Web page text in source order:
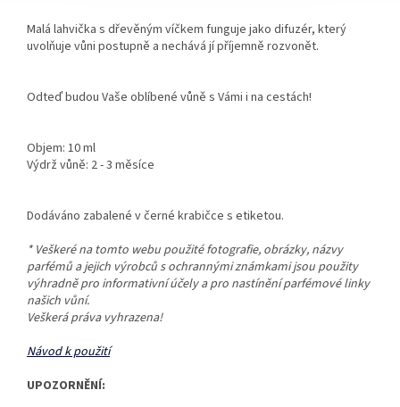
Malá lahvička s dřevěným víčkem funguje jako difuzér, který
uvolňuje vůni postupně a nechává jí příjemně rozvonět.
Odteď budou Vaše oblíbené vůně s Vámi i na cestách!
Objem: 10 ml
Výdrž vůně: 2 - 3 měsíce
Dodáváno zabalené v černé krabičce s etiketou.
* Veškeré na tomto webu použité fotografie, obrázky, názvy
parfémů a jejich výrobců s ochrannými známkami jsou použity
výhradně pro informativní účely a pro nastínění parfémové linky
našich vůní.
Veškerá práva vyhrazena!
Návod k použití
UPOZORNĚNÍ: